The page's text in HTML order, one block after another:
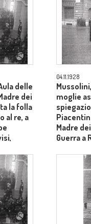
delle
dei
la folla
al re, a
04.11.1928
moglie
Madre
Guerra a